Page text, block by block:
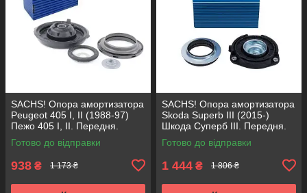
SACHS! Опора амортизатора
Peugeot 405 I, II (1988-97)
Пежо 405 I, II. Передня.
SM1553 , 803023 , KB659.36 ,
VKDA35336
Готово до відправки
938 ₴ 1 173 ₴
SACHS! Опора амортизатора
Skoda Superb III (2015-)
Шкода Суперб III. Передня.
803024 , KB657.27 ,
VKDA35167
Готово до відправки
1 444 ₴ 1 806 ₴